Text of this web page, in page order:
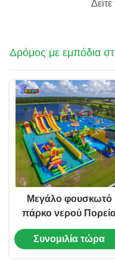
Δρόμος με εμπόδια
Μεγάλο φουσκωτό
πάρκο νερού
εμποδίων νερού
Ηλεκτρική πορεία
Συνομιλία τώρα